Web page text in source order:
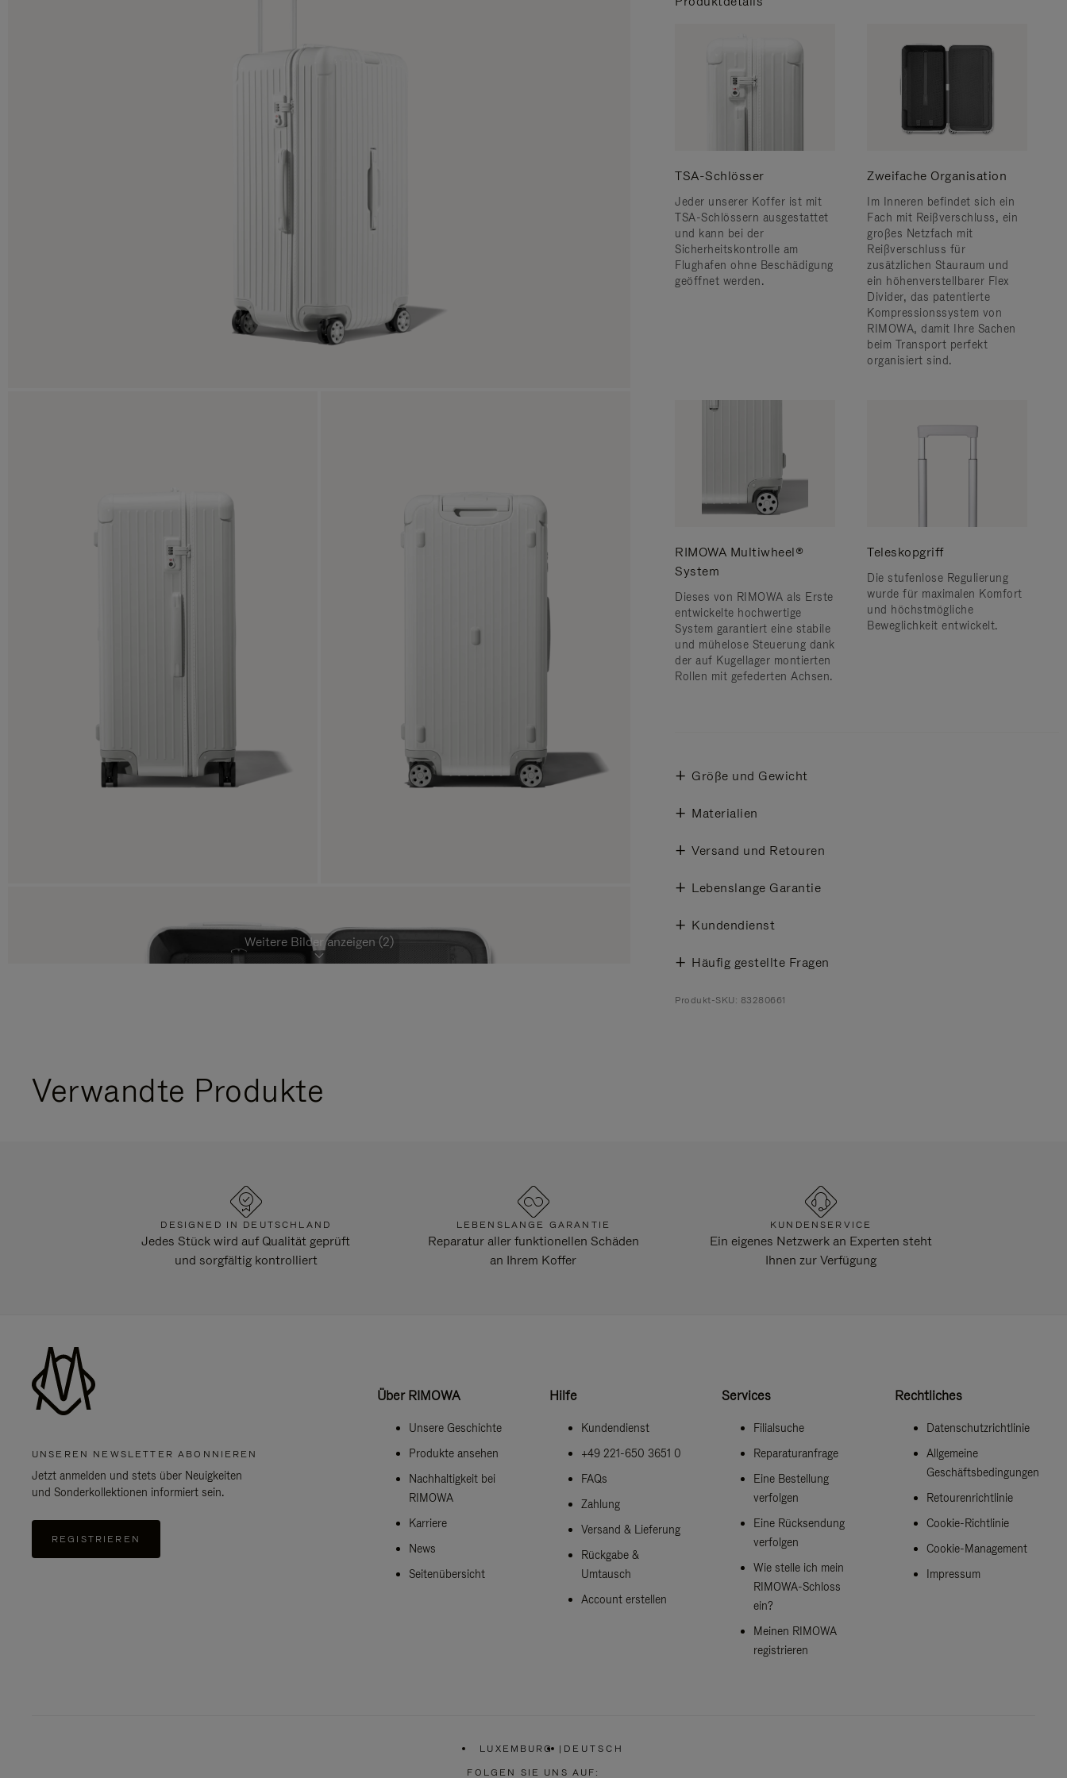
Weitere Bilder anzeigen (2)
TSA-Schlösser
Jeder unserer Koffer ist mit
TSA-Schlössern ausgestattet
und kann bei der
Sicherheitskontrolle am
Flughafen ohne Beschädigung
geöffnet werden.
Zweifache Organisation
Im Inneren befindet sich ein
Fach mit Reißverschluss, ein
großes Netzfach mit
Reißverschluss für
zusätzlichen Stauraum und
ein höhenverstellbarer Flex
Divider, das patentierte
Kompressionssystem von
RIMOWA, damit Ihre Sachen
beim Transport perfekt
organisiert sind.
RIMOWA Multiwheel®
System
Dieses von RIMOWA als Erste
entwickelte hochwertige
System garantiert eine stabile
und mühelose Steuerung dank
der auf Kugellager montierten
Rollen mit gefederten Achsen.
Teleskopgriff
Die stufenlose Regulierung
wurde für maximalen Komfort
und höchstmögliche
Beweglichkeit entwickelt.
Größe und Gewicht
Materialien
Versand und Retouren
Lebenslange Garantie
Kundendienst
Häufig gestellte Fragen
Produkt-SKU: 83280661
Verwandte Produkte
DESIGNED IN DEUTSCHLAND
Jedes Stück wird auf Qualität geprüft
und sorgfältig kontrolliert
LEBENSLANGE GARANTIE
Reparatur aller funktionellen Schäden
an Ihrem Koffer
KUNDENSERVICE
Ein eigenes Netzwerk an Experten steht
Ihnen zur Verfügung
UNSEREN NEWSLETTER ABONNIEREN
Jetzt anmelden und stets über Neuigkeiten
und Sonderkollektionen informiert sein.
REGISTRIEREN
Über RIMOWA
Unsere Geschichte
Produkte ansehen
Nachhaltigkeit bei
RIMOWA
Karriere
News
Seitenübersicht
Hilfe
Kundendienst
+49 221-650 3651 0
FAQs
Zahlung
Versand & Lieferung
Rückgabe &
Umtausch
Account erstellen
Services
Filialsuche
Reparaturanfrage
Eine Bestellung
verfolgen
Eine Rücksendung
verfolgen
Wie stelle ich mein
RIMOWA-Schloss
ein?
Meinen RIMOWA
registrieren
Rechtliches
Datenschutzrichtlinie
Allgemeine
Geschäftsbedingungen
Retourenrichtlinie
Cookie-Richtlinie
Cookie-Management
Impressum
LUXEMBURG
WÄHLEN
| DEUTSCH
FOLGEN SIE UNS AUF: